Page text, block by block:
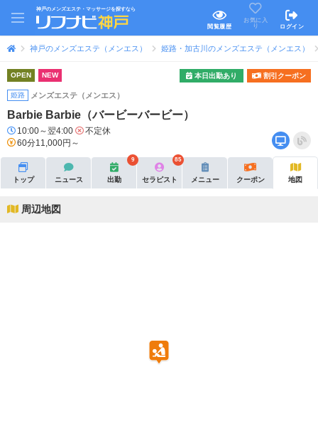
神戸のメンズエステ・マッサージを探すなら
閲覧履歴
お気に入
り
ログイン
神戸のメンズエステ（メンエス） 姫路・加古川のメンズエステ（メンエス）
OPEN NEW 本日出勤あり 割引クーポン
姫路 メンズエステ（メンエス）
Barbie Barbie（バービーバービー）
10:00～翌4:00
不定休
60分11,000円～
トップ ニュース 出勤
9
セラピスト
85
メニュー クーポン 地図
周辺地図